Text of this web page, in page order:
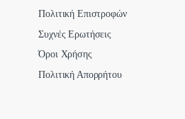
Πολιτική Επιστροφών
Συχνές Ερωτήσεις
Όροι Χρήσης
Πολιτική Απορρήτου